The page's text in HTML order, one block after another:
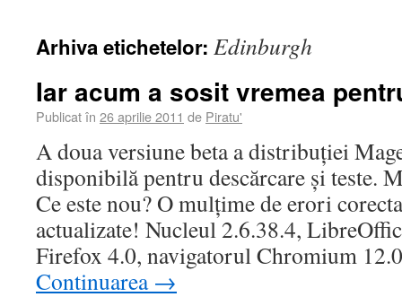
Arhiva etichetelor: Edinburgh
Iar acum a sosit vremea
Publicat în 26 aprilie 2011 de Piratu'
A doua versiune beta a distribuției
disponibilă pentru descărcare și teste.
Ce este nou? O mulțime de erori
actualizate! Nucleul 2.6.38.4,
Firefox 4.0, navigatorul Chromium
Continuarea →